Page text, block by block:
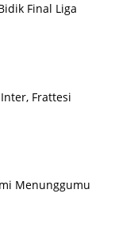
Final Liga
Frattesi
Menunggumu